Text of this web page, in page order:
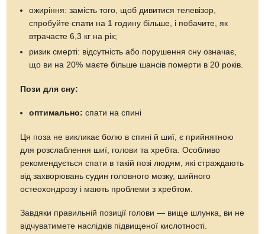
ожиріння: замість того, щоб дивитися телевізор,
спробуйте спати на 1 годину більше, і побачите, як
втрачаєте 6,3 кг на рік;
ризик смерті: відсутність або порушення сну означає,
що ви на 20% маєте більше шансів померти в 20 років.
Пози для сну:
оптимально: спати на спині
Ця поза не викликає болю в спині й шиї, є прийнятною
для розслаблення шиї, голови та хребта. Особливо
рекомендується спати в такій позі людям, які страждають
від захворювань судин головного мозку, шийного
остеохондрозу і мають проблеми з хребтом.
Завдяки правильній позиції голови — вище шлунка, ви не
відчуватимете наслідків підвищеної кислотності.